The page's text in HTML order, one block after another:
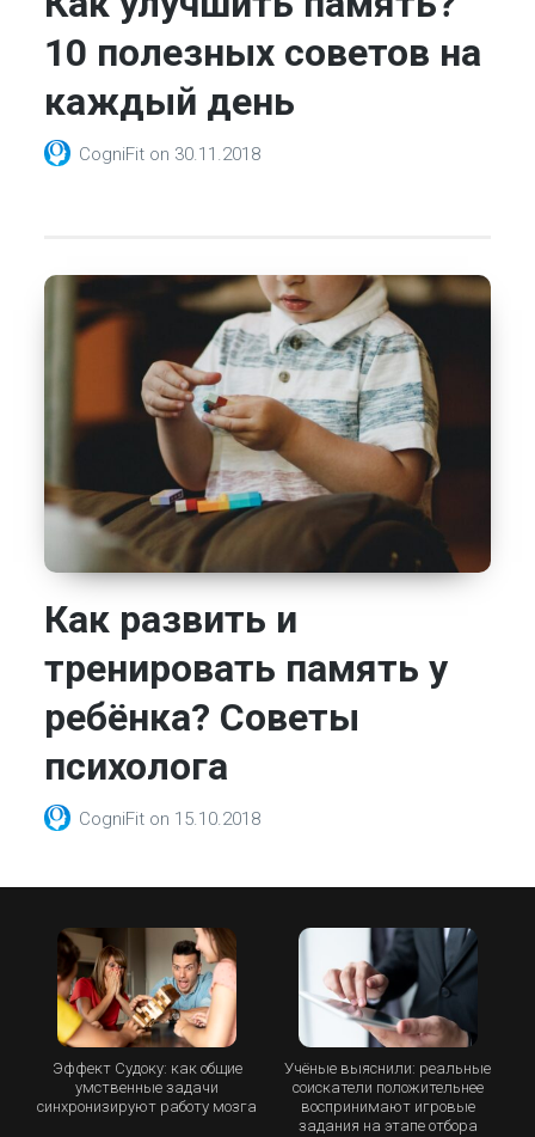
10 полезных советов на
каждый день
CogniFit on 30.11.2018
Как развить и
тренировать память у
ребёнка? Советы
психолога
CogniFit on 15.10.2018
Эффект Судоку: как общие
умственные задачи
синхронизируют работу мозга
Учёные выяснили: реальные
соискатели положительнее
воспринимают игровые
задания на этапе отбора